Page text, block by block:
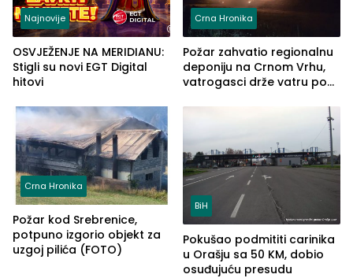
Najnovije
OSVJEŽENJE NA MERIDIANU:
Stigli su novi EGT Digital
hitovi
Crna Hronika
Požar zahvatio regionalnu
deponiju na Crnom Vrhu,
vatrogasci drže vatru pod
Crna Hronika
Požar kod Srebrenice,
potpuno izgorio objekt za
uzgoj pilića (FOTO)
BiH
Pokušao podmititi carinika
u Orašju sa 50 KM, dobio
osuđujuću presudu